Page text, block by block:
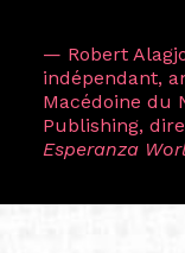
— Robert
indépendant,
Macédoine du
Publishing,
Esperanza